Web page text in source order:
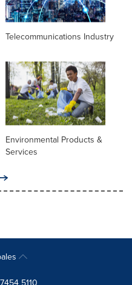
Telecommunications Industry
Environmental Products &
Services